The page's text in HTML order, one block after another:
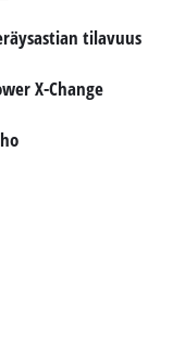
tilavuus
X-Change